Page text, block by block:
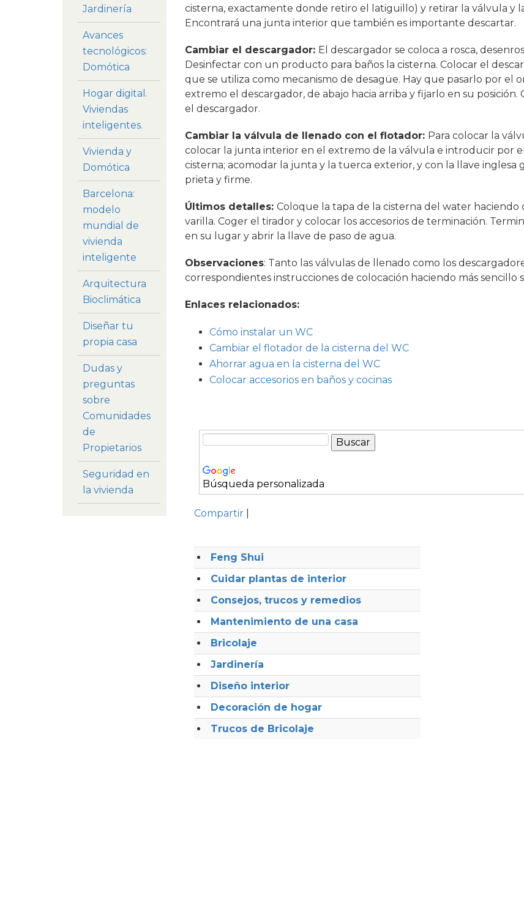
cisterna, exactamente donde retiro el latiguillo) y retirar la válvula y
Encontrará una junta interior que también es importante descartar.
Cambiar el descargador: El descargador se coloca a rosca,
Desinfectar con un producto para baños la cisterna. Colocar el
que se utiliza como mecanismo de desagüe. Hay que pasarlo por el
extremo el descargador, de abajo hacia arriba y fijarlo en su posición.
el descargador.
Cambiar la válvula de llenado con el flotador: Para colocar la
colocar la junta interior en el extremo de la válvula e introducir por
cisterna; acomodar la junta y la tuerca exterior, y con la llave inglesa
prieta y firme.
Últimos detalles: Coloque la tapa de la cisterna del water haciendo
varilla. Coger el tirador y colocar los accesorios de terminación.
en su lugar y abrir la llave de paso de agua.
Observaciones: Tanto las válvulas de llenado como los
correspondientes instrucciones de colocación haciendo más sencillo
Enlaces relacionados:
Cómo instalar un WC
Cambiar el flotador de la cisterna del WC
Ahorrar agua en la cisterna del WC
Colocar accesorios en baños y cocinas
Búsqueda personalizada
Compartir
Feng Shui
Cuidar plantas de interior
Consejos, trucos y remedios
Mantenimiento de una casa
Bricolaje
Jardinería
Diseño interior
Decoración de hogar
Trucos de Bricolaje
Jardinería
Avances
tecnológicos:
Domótica
Hogar digital.
Viviendas
inteligentes.
Vivienda y
Domótica
Barcelona:
modelo
mundial de
vivienda
inteligente
Arquitectura
Bioclimática
Diseñar tu
propia casa
Dudas y
preguntas
sobre
Comunidades
de
Propietarios
Seguridad en
la vivienda